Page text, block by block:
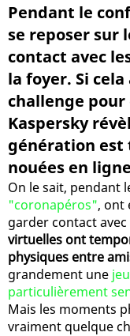
Pendant le
se reposer sur
contact avec
la foyer. Si
challenge
Kaspersky
génération est
nouées en
On le sait, pendant
"coronapéros", ont
garder contact avec
virtuelles ont
physiques entre
grandement une
particulièrement
Mais les moments
vraiment quelque